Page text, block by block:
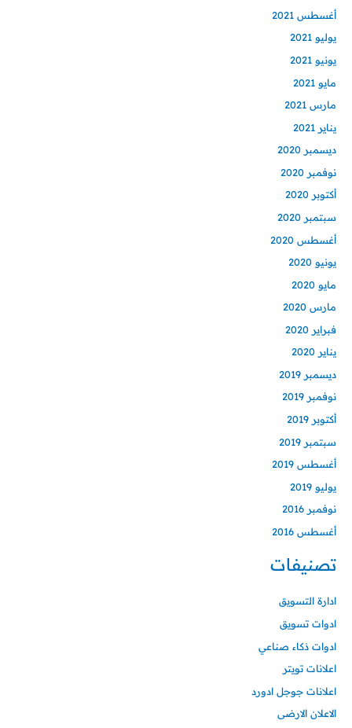
أغسطس 2021
يوليو 2021
يونيو 2021
مايو 2021
مارس 2021
يناير 2021
ديسمبر 2020
نوفمبر 2020
أكتوبر 2020
سبتمبر 2020
أغسطس 2020
يونيو 2020
مايو 2020
مارس 2020
فبراير 2020
يناير 2020
ديسمبر 2019
نوفمبر 2019
أكتوبر 2019
سبتمبر 2019
أغسطس 2019
يوليو 2019
نوفمبر 2016
أغسطس 2016
تصنيفات
ادارة التسويق
ادوات تسويق
ادوات ذكاء صناعي
اعلانات تويتر
اعلانات جوجل ادورد
الاعلان الارضى